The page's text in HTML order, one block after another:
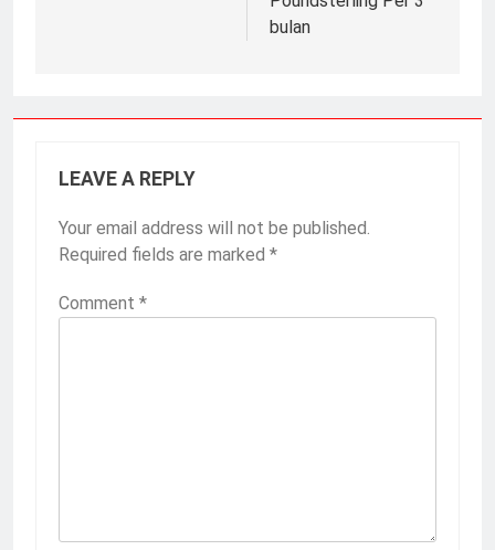
bulan
LEAVE A REPLY
Your email address will not be published.
Required fields are marked *
Comment *